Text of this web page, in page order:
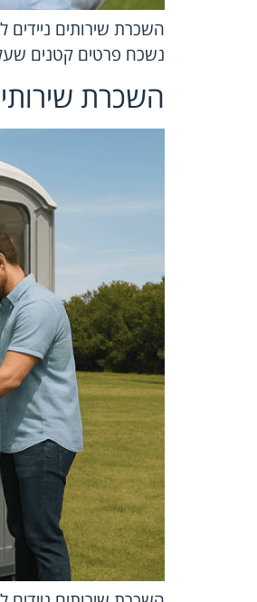
השכרת שירותים
נשכח פרטים קטנים
השכרת